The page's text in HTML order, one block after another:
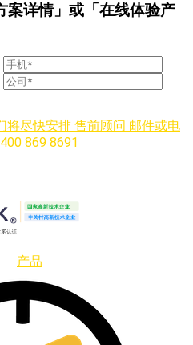
案详情」或「在线体验产
将尽快安排 售前顾问 邮件或电
869 8691
产品